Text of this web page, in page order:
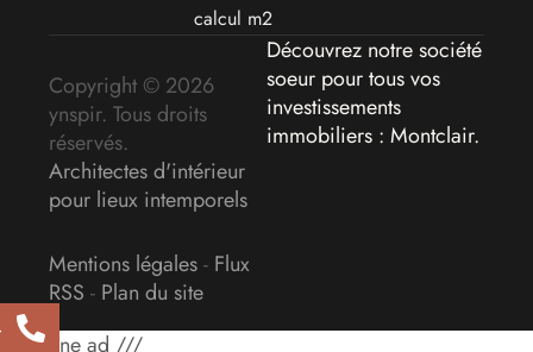
calcul m2
Copyright © 2026
ynspir. Tous droits
réservés.
Architectes d'intérieur
pour lieux intemporels
Mentions légales- Flux
RSS - Plan du site
Découvrez notre société
soeur pour tous vos
investissements
immobiliers : Montclair.
/// Inline ad ///